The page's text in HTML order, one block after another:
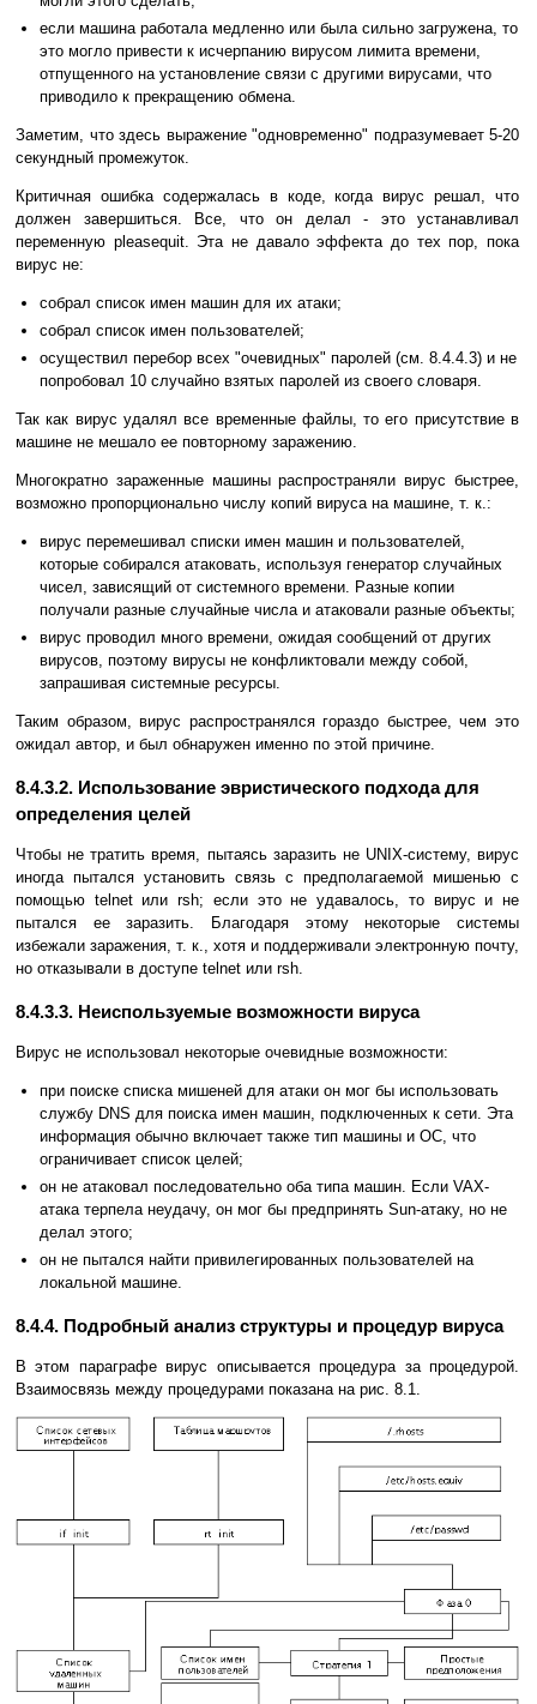
если машина работала медленно или была сильно загружена, то
это могло привести к исчерпанию вирусом лимита времени,
отпущенного на установление связи с другими вирусами, что
приводило к прекращению обмена.
Заметим, что здесь выражение "одновременно" подразумевает 5-20
секундный промежуток.
Критичная ошибка содержалась в коде, когда вирус решал, что
должен завершиться. Все, что он делал - это устанавливал
переменную pleasequit. Эта не давало эффекта до тех пор, пока
вирус не:
собрал список имен машин для их атаки;
собрал список имен пользователей;
осуществил перебор всех "очевидных" паролей (см. 8.4.4.3) и не
попробовал 10 случайно взятых паролей из своего словаря.
Так как вирус удалял все временные файлы, то его присутствие в
машине не мешало ее повторному заражению.
Многократно зараженные машины распространяли вирус быстрее,
возможно пропорционально числу копий вируса на машине, т. к.:
вирус перемешивал списки имен машин и пользователей,
которые собирался атаковать, используя генератор случайных
чисел, зависящий от системного времени. Разные копии
получали разные случайные числа и атаковали разные объекты;
вирус проводил много времени, ожидая сообщений от других
вирусов, поэтому вирусы не конфликтовали между собой,
запрашивая системные ресурсы.
Таким образом, вирус распространялся гораздо быстрее, чем это
ожидал автор, и был обнаружен именно по этой причине.
8.4.3.2. Использование эвристического подхода для
определения целей
Чтобы не тратить время, пытаясь заразить не UNIX-систему, вирус
иногда пытался установить связь с предполагаемой мишенью с
помощью telnet или rsh; если это не удавалось, то вирус и не
пытался ее заразить. Благодаря этому некоторые системы
избежали заражения, т. к., хотя и поддерживали электронную почту,
но отказывали в доступе telnet или rsh.
8.4.3.3. Неиспользуемые возможности вируса
Вирус не использовал некоторые очевидные возможности:
при поиске списка мишеней для атаки он мог бы использовать
службу DNS для поиска имен машин, подключенных к сети. Эта
информация обычно включает также тип машины и ОС, что
ограничивает список целей;
он не атаковал последовательно оба типа машин. Если VAX-
атака терпела неудачу, он мог бы предпринять Sun-атаку, но не
делал этого;
он не пытался найти привилегированных пользователей на
локальной машине.
8.4.4. Подробный анализ структуры и процедур вируса
В этом параграфе вирус описывается процедура за процедурой.
Взаимосвязь между процедурами показана на рис. 8.1.